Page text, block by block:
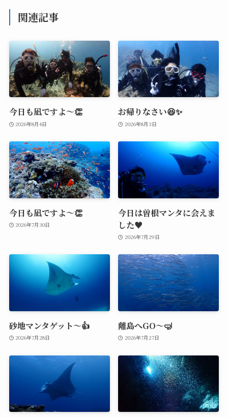
関連記事
今日も凪ですよ～👏
2026年8月4日
お帰りなさい😆✨
2026年8月3日
今日も凪ですよ～👏
2026年7月30日
今日は曽根マンタに会えま
した♥️
2026年7月29日
砂地マンタゲット～👍
2026年7月28日
離島へGO～🤿
2026年7月27日